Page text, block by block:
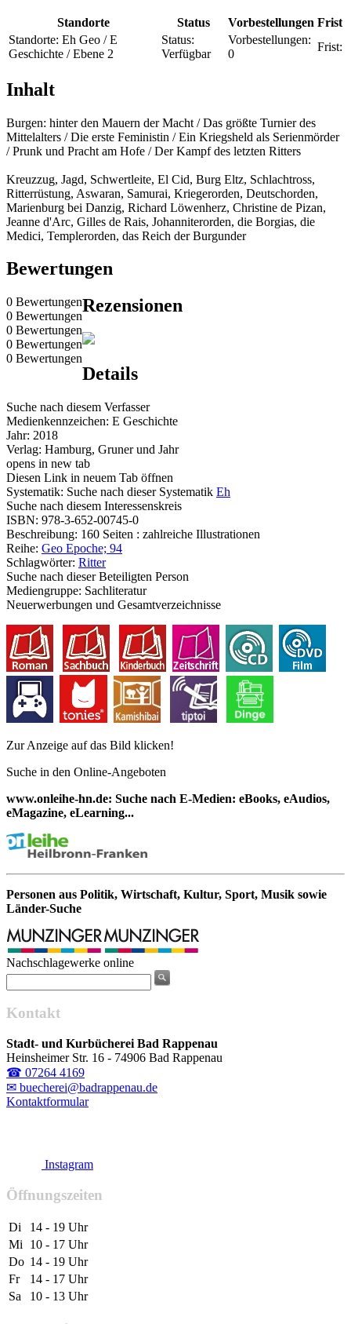
Standorte Status Vorbestellungen Frist
Standorte: Eh Geo / E
Geschichte / Ebene 2
Status:
Verfügbar
Vorbestellungen:
0
Frist:
Inhalt
Burgen: hinter den Mauern der Macht / Das größte Turnier des
Mittelalters / Die erste Feministin / Ein Kriegsheld als Serienmörder
/ Prunk und Pracht am Hofe / Der Kampf des letzten Ritters
Kreuzzug, Jagd, Schwertleite, El Cid, Burg Eltz, Schlachtross,
Ritterrüstung, Aswaran, Samurai, Kriegerorden, Deutschorden,
Marienburg bei Danzig, Richard Löwenherz, Christine de Pizan,
Jeanne d'Arc, Gilles de Rais, Johanniterorden, die Borgias, die
Medici, Templerorden, das Reich der Burgunder
Bewertungen
0 Bewertungen
0 Bewertungen
0 Bewertungen
0 Bewertungen
0 Bewertungen
Rezensionen
Details
Suche nach diesem Verfasser
Medienkennzeichen: E Geschichte
Jahr: 2018
Verlag: Hamburg, Gruner und Jahr
opens in new tab
Diesen Link in neuem Tab öffnen
Systematik: Suche nach dieser Systematik Eh
Suche nach diesem Interessenskreis
ISBN: 978-3-652-00745-0
Beschreibung: 160 Seiten : zahlreiche Illustrationen
Reihe: Geo Epoche; 94
Schlagwörter: Ritter
Suche nach dieser Beteiligten Person
Mediengruppe: Sachliteratur
Neuerwerbungen und Gesamtverzeichnisse
Zur Anzeige auf das Bild klicken!
Suche in den Online-Angeboten
www.onleihe-hn.de: Suche nach E-Medien: eBooks, eAudios,
eMagazine, eLearning...
Personen aus Politik, Wirtschaft, Kultur, Sport, Musik sowie
Länder-Suche
Nachschlagewerke online
Kontakt
Stadt- und Kurbücherei Bad Rappenau
Heinsheimer Str. 16 - 74906 Bad Rappenau
☎ 07264 4169
✉ buecherei@badrappenau.de
Kontaktformular
Instagram
Öffnungszeiten
Di
14 - 19 Uhr
Mi
10 - 17 Uhr
Do 14 - 19 Uhr
Fr
14 - 17 Uhr
Sa
10 - 13 Uhr